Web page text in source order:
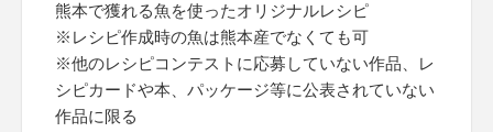
熊本で獲れる魚を使ったオリジナルレシピ
※レシピ作成時の魚は熊本産でなくても可
※他のレシピコンテストに応募していない作品、レ
シピカードや本、パッケージ等に公表されていない
作品に限る